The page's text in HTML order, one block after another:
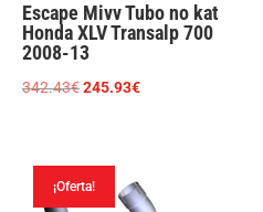
Escape Mivv Tubo no kat
Honda XLV Transalp 700
2008-13
342.43€El
342.43€.
245.93€El
245.93€.
¡Oferta!